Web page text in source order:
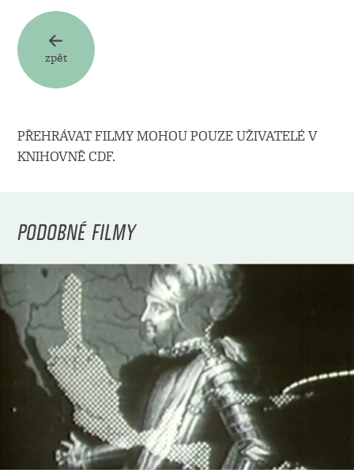
zpět
PŘEHRÁVAT FILMY MOHOU POUZE UŽIVATELÉ V
KNIHOVNĚ CDF.
PODOBNÉ FILMY